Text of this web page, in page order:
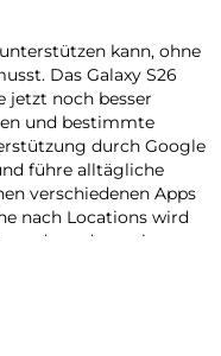
kann, ohne
Das Galaxy S26
jetzt noch besser
und bestimmte
durch Google
führe alltägliche
verschiedenen Apps
nach Locations wird
und aus einer
um schnell die
erkennen, etwa ein